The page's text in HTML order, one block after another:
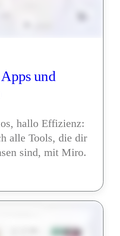
und
hallo Effizienz:
alle Tools, die dir
sind, mit Miro.